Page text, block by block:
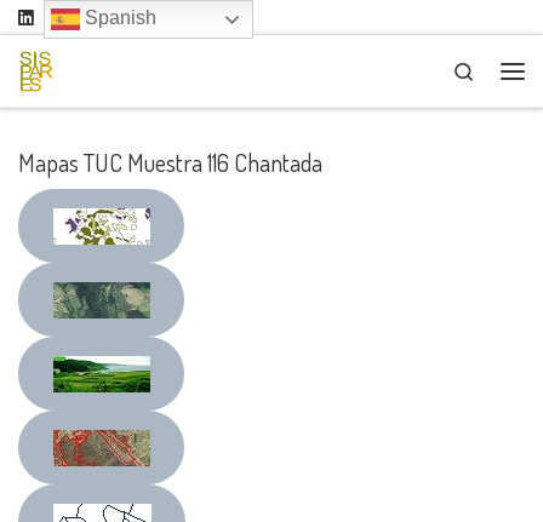
Saltar al contenido
Search
Mapas TUC Muestra 116 Chantada
Spanish